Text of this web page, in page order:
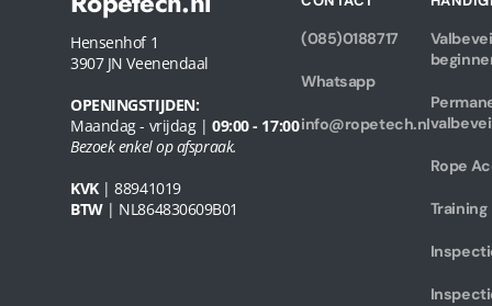
Hensenhof 1
3907 JN Veenendaal
OPENINGSTIJDEN:
Maandag - vrijdag |09:00 - 17:00
Bezoek enkel op afspraak.
KVK| 88941019
BTW| NL864830609B01
(085)0188717
Whatsapp
info@ropetech.nl
Rope
Training